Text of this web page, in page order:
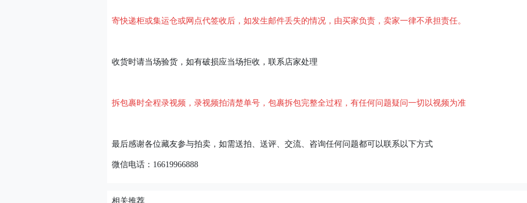
寄快递柜或集运仓或网点代签收后，如发生邮件丢失的情况，由买家负责，卖家一律不承担责任。
收货时请当场验货，如有破损应当场拒收，联系店家处理
拆包裹时全程录视频，录视频拍清楚单号，包裹拆包完整全过程，有任何问题疑问一切以视频为准
最后感谢各位藏友参与拍卖，如需送拍、送评、交流、咨询任何问题都可以联系以下方式
微信电话：16619966888
相关推荐